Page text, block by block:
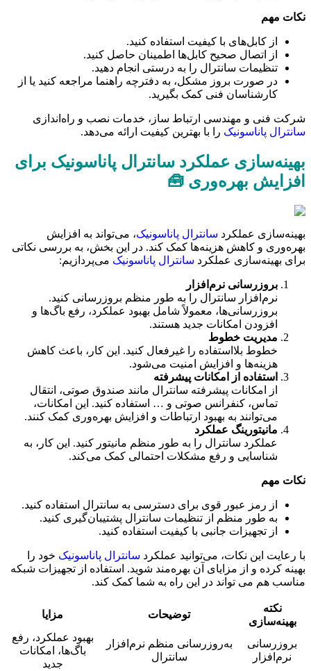
نکات مهم
از کابل‌های با کیفیت استفاده کنید.
از اتصال صحیح کابل‌ها اطمینان حاصل کنید.
تنظیمات سانترال را به درستی انجام دهید.
در صورت بروز مشکل، به دفترچه راهنما مراجعه کنید یا از
کارشناسان فنی کمک بگیرید.
شرکت فنی و مهندسی ارتباط ساز، خدمات نصب و راه‌اندازی
سانترال پاناسونیک را با بهترین کیفیت ارائه می‌دهد.
بهینه‌سازی عملکرد سانترال پاناسونیک برای
افزایش بهره‌وری 🧰
بهینه‌سازی عملکرد سانترال پاناسونیک، می‌تواند به افزایش
بهره‌وری و کاهش هزینه‌ها کمک کند. در این بخش، به بررسی نکاتی
برای بهینه‌سازی عملکرد سانترال پاناسونیک می‌پردازیم:
بروزرسانی نرم‌افزار
نرم‌افزار سانترال را به طور منظم بروزرسانی کنید.
بروزرسانی‌ها، معمولاً شامل بهبود عملکرد، رفع باگ‌ها و
افزودن امکانات جدید هستند.
مدیریت خطوط
خطوط بلااستفاده را غیرفعال کنید. این کار، باعث کاهش
هزینه‌ها و افزایش امنیت می‌شود.
استفاده از امکانات پیشرفته
از امکانات پیشرفته سانترال مانند صندوق صوتی، انتقال
تماس، کنفرانس صوتی و … استفاده کنید. این امکانات،
می‌توانند به بهبود ارتباطات و افزایش بهره‌وری کمک کنند.
مانیتورینگ عملکرد
عملکرد سانترال را به طور منظم مانیتور کنید. این کار، به
شناسایی و رفع مشکلات احتمالی کمک می‌کند.
نکات مهم
از رمز عبور قوی برای دسترسی به سانترال استفاده کنید.
به طور منظم از تنظیمات سانترال پشتیبان‌گیری کنید.
از تجهیزات جانبی با کیفیت استفاده کنید.
با رعایت این نکات، می‌توانید عملکرد سانترال پاناسونیک خود را
بهینه کرده و از مزایای آن بهره‌مند شوید. استفاده از تجهیزات شبکه
مناسب هم می تواند در این راه به شما کمک کند.
نکته
بهینه‌سازی
توضیحات مزایا
بروزرسانی
نرم‌افزار
به‌روزرسانی منظم نرم‌افزار
سانترال
بهبود عملکرد، رفع
باگ‌ها، امکانات
جدید